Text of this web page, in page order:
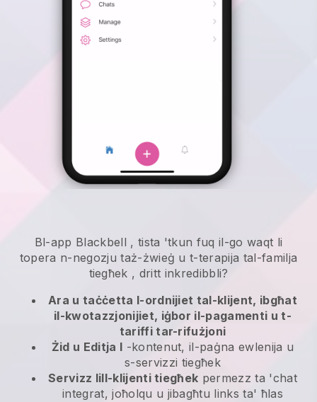
Bl-app Blackbell , tista 'tkun fuq il-go waqt li
topera n-negozju taż-żwieġ u t-terapija tal-familja
tiegħek , dritt inkredibbli?
Ara u taċċetta l-ordnijiet tal-klijent, ibgħat
il-kwotazzjonijiet, iġbor il-pagamenti u t-
tariffi tar-rifużjoni
Żid u Editja l -kontenut, il-paġna ewlenija u
s-servizzi tiegħek
Servizz lill-klijenti tiegħek permezz ta 'chat
integrat, joħolqu u jibagħtu links ta' ħlas